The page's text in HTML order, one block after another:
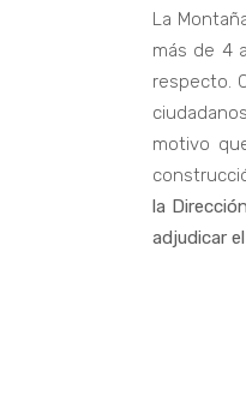
La
más de 4
respecto.
motivo
la
adjudicar